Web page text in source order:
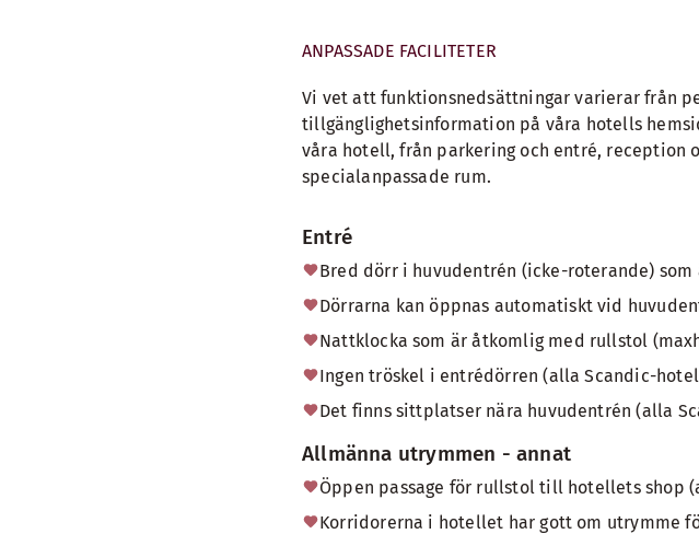
ANPASSADE FACILITETER
Vi vet att funktionsnedsättningar varierar från
tillgänglighetsinformation på våra hotells
våra hotell, från parkering och entré, reception
specialanpassade rum.
Entré
Bred dörr i huvudentrén (icke-roterande) som
Dörrarna kan öppnas automatiskt vid
Nattklocka som är åtkomlig med rullstol
Ingen tröskel i entrédörren (alla Scandic-
Det finns sittplatser nära huvudentrén (alla
Allmänna utrymmen - annat
Öppen passage för rullstol till hotellets shop
Korridorerna i hotellet har gott om utrymme